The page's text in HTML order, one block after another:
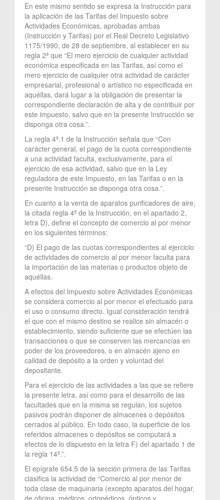
En este mismo sentido se expresa la Instrucción para
la aplicación de las Tarifas del Impuesto sobre
Actividades Económicas, aprobadas ambas
(Instrucción y Tarifas) por el Real Decreto Legislativo
1175/1990, de 28 de septiembre, al establecer en su
regla 2ª que “El mero ejercicio de cualquier actividad
económica especificada en las Tarifas, así como el
mero ejercicio de cualquier otra actividad de carácter
empresarial, profesional o artístico no especificada en
aquéllas, dará lugar a la obligación de presentar la
correspondiente declaración de alta y de contribuir por
este impuesto, salvo que en la presente Instrucción se
disponga otra cosa.”.
La regla 4ª.1 de la Instrucción señala que “Con
carácter general, el pago de la cuota correspondiente
a una actividad faculta, exclusivamente, para el
ejercicio de esa actividad, salvo que en la Ley
reguladora de este Impuesto, en las Tarifas o en la
presente Instrucción se disponga otra cosa.”.
En cuanto a la venta de aparatos purificadores de aire,
la citada regla 4ª de la Instrucción, en el apartado 2,
letra D), define el concepto de comercio al por menor
en los siguientes términos:
“D) El pago de las cuotas correspondientes al ejercicio
de actividades de comercio al por menor faculta para
la importación de las materias o productos objeto de
aquéllas.
A efectos del Impuesto sobre Actividades Económicas
se considera comercio al por menor el efectuado para
el uso o consumo directo. Igual consideración tendrá
el que con el mismo destino se realice sin almacén o
establecimiento, siendo suficiente que se efectúen las
transacciones o que se conserven las mercancías en
poder de los proveedores, o en almacén ajeno en
calidad de depósito a la orden y voluntad del
depositante.
Para el ejercicio de las actividades a las que se refiere
la presente letra, así como para el desarrollo de las
facultades que en la misma se regulan, los sujetos
pasivos podrán disponer de almacenes o depósitos
cerrados al público. En todo caso, la superficie de los
referidos almacenes o depósitos se computará a
efectos de lo dispuesto en la letra F) del apartado 1 de
la regla 14ª.”.
El epígrafe 654.5 de la sección primera de las Tarifas
clasifica la actividad de “Comercio al por menor de
toda clase de maquinaria (excepto aparatos del hogar,
de oficina, médicos, ortopédicos, ópticos y